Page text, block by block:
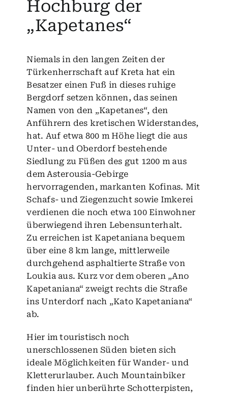
Hochburg der
„Kapetanes“
Niemals in den langen Zeiten der
Türkenherrschaft auf Kreta hat ein
Besatzer einen Fuß in dieses ruhige
Bergdorf setzen können, das seinen
Namen von den „Kapetanes“, den
Anführern des kretischen Widerstandes,
hat. Auf etwa 800 m Höhe liegt die aus
Unter- und Oberdorf bestehende
Siedlung zu Füßen des gut 1200 m aus
dem Asterousia-Gebirge
hervorragenden, markanten Kofinas. Mit
Schafs- und Ziegenzucht sowie Imkerei
verdienen die noch etwa 100 Einwohner
überwiegend ihren Lebensunterhalt.
Zu erreichen ist Kapetaniana bequem
über eine 8 km lange, mittlerweile
durchgehend asphaltierte Straße von
Loukia aus. Kurz vor dem oberen „Ano
Kapetaniana“ zweigt rechts die Straße
ins Unterdorf nach „Kato Kapetaniana“
ab.
Hier im touristisch noch
unerschlossenen Süden bieten sich
ideale Möglichkeiten für Wander- und
Kletterurlauber. Auch Mountainbiker
finden hier unberührte Schotterpisten,